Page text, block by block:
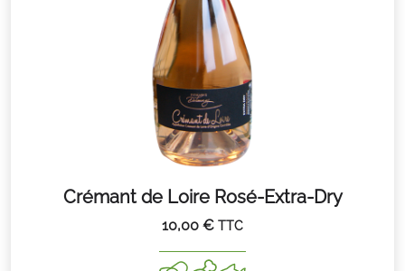
Crémant de Loire Rosé-Extra-Dry
10,00 € TTC